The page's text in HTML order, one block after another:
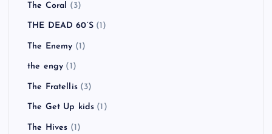
The Coral (3)
THE DEAD 60’S(1)
The Enemy (1)
the engy (1)
The Fratellis(3)
The Get Up kids (1)
The Hives (1)